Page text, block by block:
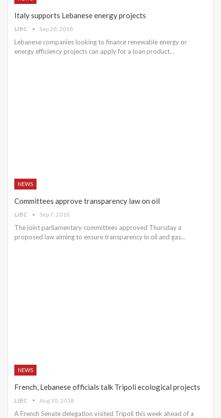
Italy supports Lebanese energy projects
LIBC Sep 28, 2018
Lebanese companies looking to finance renewable energy or
energy efficiency projects can apply for a loan product…
NEWS
Committees approve transparency law on oil
LIBC Sep 7, 2018
The joint parliamentary committees approved Thursday a
proposed law aiming to ensure transparency in oil and gas…
NEWS
French, Lebanese officials talk Tripoli ecological projects
LIBC Aug 30, 2018
A French Senate delegation visited Tripoli this week ahead of a